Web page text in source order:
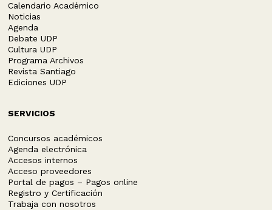
Calendario Académico
Noticias
Agenda
Debate UDP
Cultura UDP
Programa Archivos
Revista Santiago
Ediciones UDP
SERVICIOS
Concursos académicos
Agenda electrónica
Accesos internos
Acceso proveedores
Portal de pagos – Pagos online
Registro y Certificación
Trabaja con nosotros